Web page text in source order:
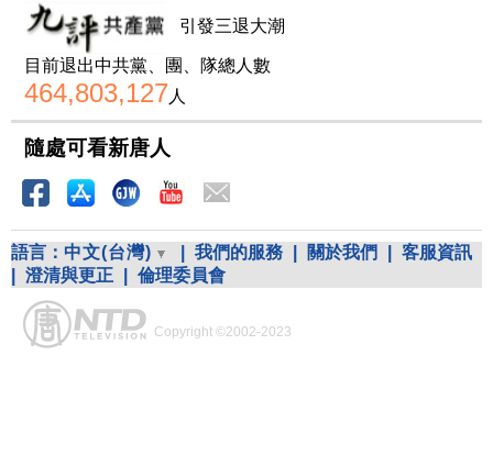
引發三退大潮
目前退出中共黨、團、隊總人數
464,803,127人
隨處可看新唐人
語言： 中文(台灣) 我們的服務 關於我們
客服資訊
澄清與更正 倫理委員會
Copyright ©2002-2023